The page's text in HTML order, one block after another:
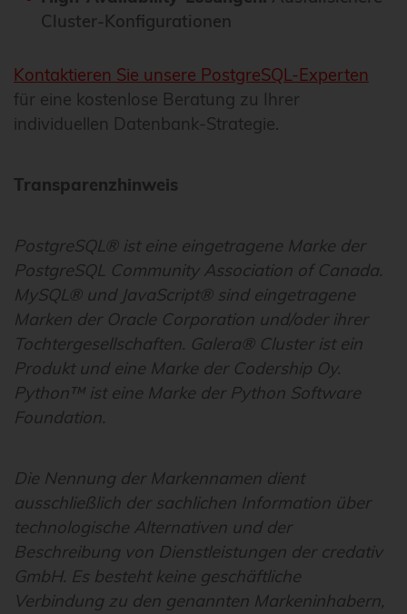
Cluster-Konfigurationen
Kontaktieren Sie unsere PostgreSQL-Experten
für eine kostenlose Beratung zu Ihrer
individuellen Datenbank-Strategie.
Transparenzhinweis
PostgreSQL® ist eine eingetragene Marke der
PostgreSQL Community Association of Canada.
MySQL® und JavaScript® sind eingetragene
Marken der Oracle Corporation und/oder ihrer
Tochtergesellschaften. Galera® Cluster ist ein
Produkt und eine Marke der Codership Oy.
Python™ ist eine Marke der Python Software
Foundation.
Die Nennung der Markennamen dient
ausschließlich der sachlichen Information über
technologische Alternativen und der
Beschreibung von Dienstleistungen der credativ
GmbH. Es besteht keine geschäftliche
Verbindung zu den genannten Markeninhabern,